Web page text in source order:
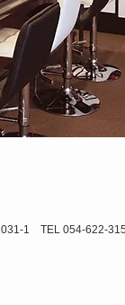
1 TEL 054-622-